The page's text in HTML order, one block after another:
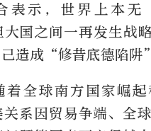
表示，世界上本
国之间一再发生战
己造成“修昔底德陷阱
着全球南方国家崛
关系因贸易争端、全